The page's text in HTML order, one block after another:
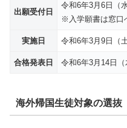
出願受付日
令和6年3月6日（
※入学願書は窓口
実施日 令和6年3月9日（
合格発表日 令和6年3月14日（
海外帰国生徒対象の選抜